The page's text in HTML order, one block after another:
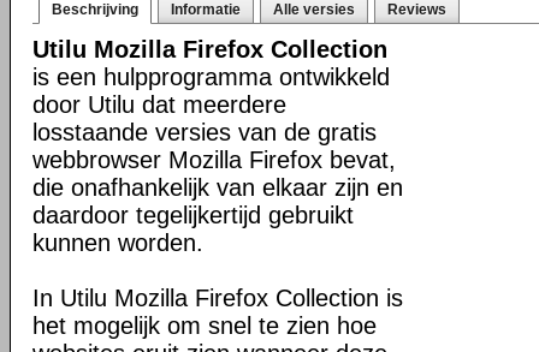
Beschrijving Informatie Alle versies Reviews
Utilu Mozilla Firefox Collection
is een hulpprogramma ontwikkeld
door Utilu dat meerdere
losstaande versies van de gratis
webbrowser Mozilla Firefox bevat,
die onafhankelijk van elkaar zijn en
daardoor tegelijkertijd gebruikt
kunnen worden.
In Utilu Mozilla Firefox Collection is
het mogelijk om snel te zien hoe